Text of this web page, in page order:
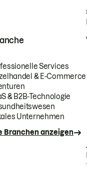
Services
& E-Commerce
& B2B-Technologie
Unternehmen
Branchen anzeigen